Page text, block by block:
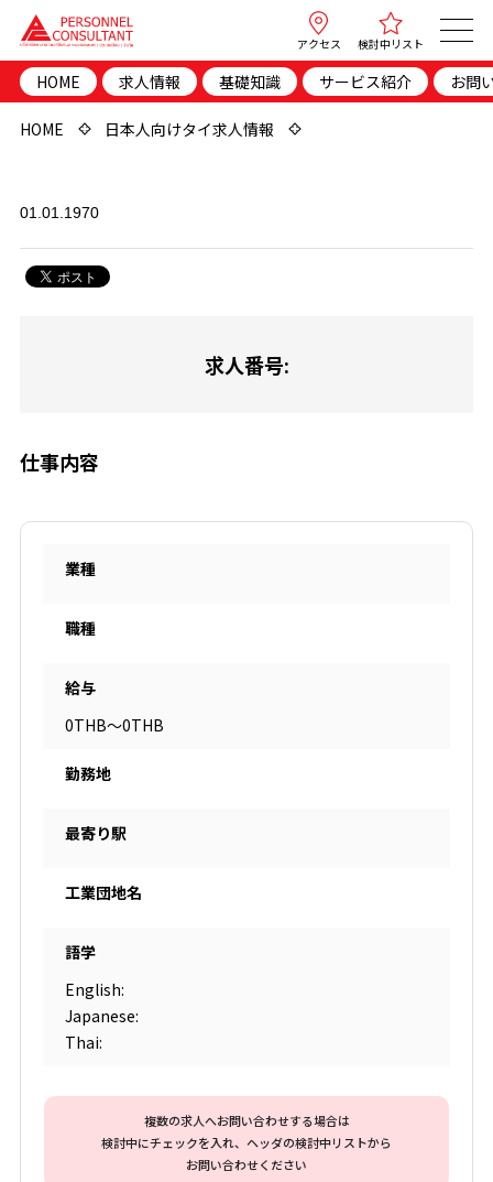
アクセス 検討中リスト
HOME 求人情報 基礎知識 サービス紹介 お問
HOME 日本人向けタイ求人情報
01.01.1970
求人番号:
仕事内容
業種
職種
給与
0THB～0THB
勤務地
最寄り駅
工業団地名
語学
English:
Japanese:
Thai:
複数の求人へお問い合わせする場合は
検討中にチェックを入れ、ヘッダの検討中リストから
お問い合わせください